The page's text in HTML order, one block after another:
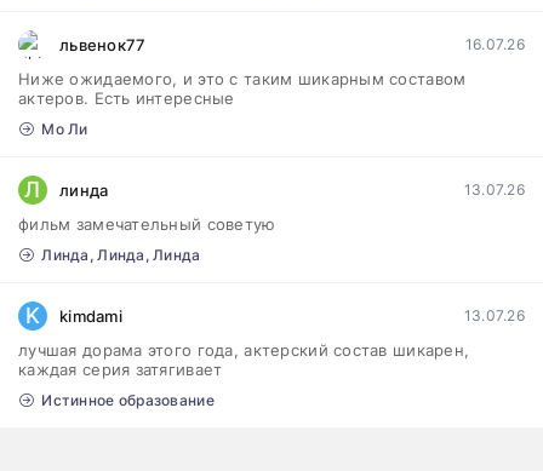
львенок77 16.07.26
Ниже ожидаемого, и это с таким шикарным составом
актеров. Есть интересные
Мо Ли
Л линда 13.07.26
фильм замечательный советую
Линда, Линда, Линда
K kimdami 13.07.26
лучшая дорама этого года, актерский состав шикарен,
каждая серия затягивает
Истинное образование